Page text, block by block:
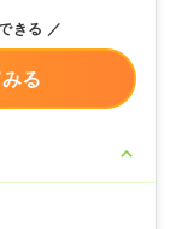
きる
る